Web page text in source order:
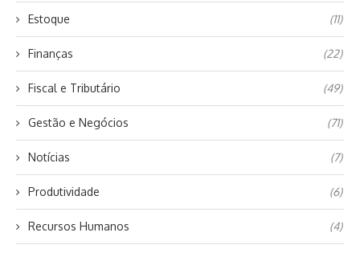
Estoque (11)
Finanças (22)
Fiscal e Tributário (49)
Gestão e Negócios (71)
Notícias (7)
Produtividade (6)
Recursos Humanos (4)